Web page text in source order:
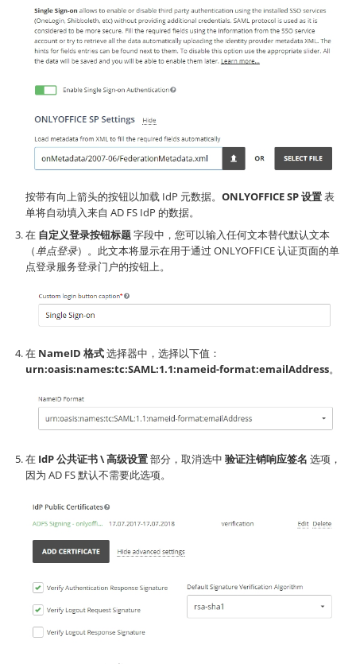
按带有向上箭头的按钮以加载 IdP 元数据。 ONLYOFFICE SP 设置表
单将自动填入来自 AD FS IdP 的数据。
在 自定义登录按钮标题字段中，您可以输入任何文本替代默认文本
（单点登录）。此文本将显示在用于通过 ONLYOFFICE 认证页面的单
点登录服务登录门户的按钮上。
在 NameID 格式选择器中，选择以下值：
urn:oasis:names:tc:SAML:1.1:nameid-format:emailAddress。
在 IdP 公共证书 \ 高级设置部分，取消选中 验证注销响应签名 选项，
因为 AD FS 默认不需要此选项。